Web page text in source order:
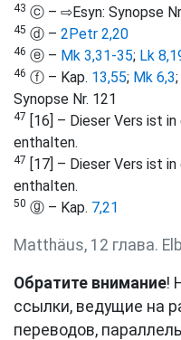
43 ⓒ – ⇨Esyn: Synopse
45 ⓓ – 2Petr 2,20
46 ⓔ – Mk 3,31-35; Lk
46 ⓕ – Kap. 13,55; Mk 6,3;
Synopse Nr. 121
47 [16] – Dieser Vers ist
enthalten.
47 [17] – Dieser Vers ist
enthalten.
50 ⓖ – Kap. 7,21
Matthäus, 12 глава.
Обратите внимание!
ссылки, ведущие на
переводов,